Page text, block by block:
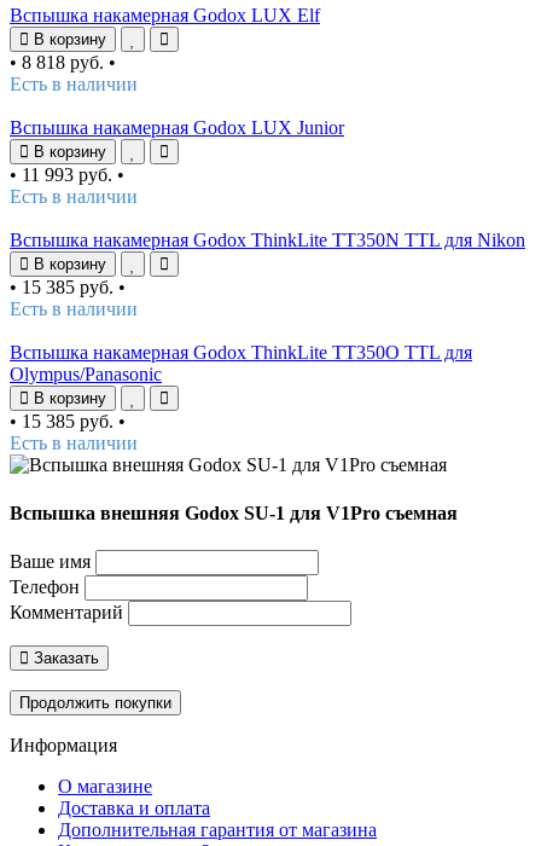
Вспышка накамерная Godox LUX Elf
В корзину
• 8 818 руб. •
Есть в наличии
Вспышка накамерная Godox LUX Junior
В корзину
• 11 993 руб. •
Есть в наличии
Вспышка накамерная Godox ThinkLite TT350N TTL для Nikon
В корзину
• 15 385 руб. •
Есть в наличии
Вспышка накамерная Godox ThinkLite TT350O TTL для
Olympus/Panasonic
В корзину
• 15 385 руб. •
Есть в наличии
Вспышка внешняя Godox SU-1 для V1Pro съемная
Ваше имя
Телефон
Комментарий
Заказать
Продолжить покупки
Информация
О магазине
Доставка и оплата
Дополнительная гарантия от магазина